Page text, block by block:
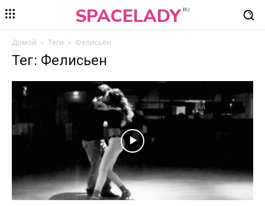
SPACELADY RU
Домой Теги Фелисьен
Тег: Фелисьен